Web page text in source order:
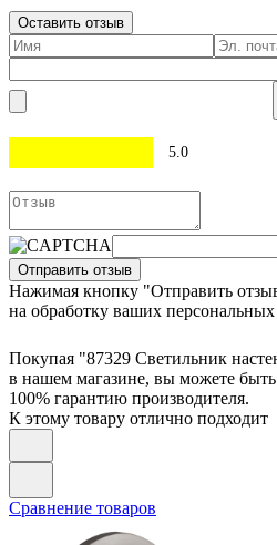
Оставить отзыв
5.0
Отправить отзыв
Нажимая кнопку "Отправить
на обработку ваших
Покупая "87329 Светильник
в нашем магазине, вы можете
100% гарантию производителя.
К этому товару отлично подходит
Сравнение товаров